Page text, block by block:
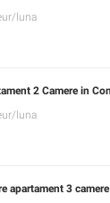
luna
2 Camere in
luna
apartament 3